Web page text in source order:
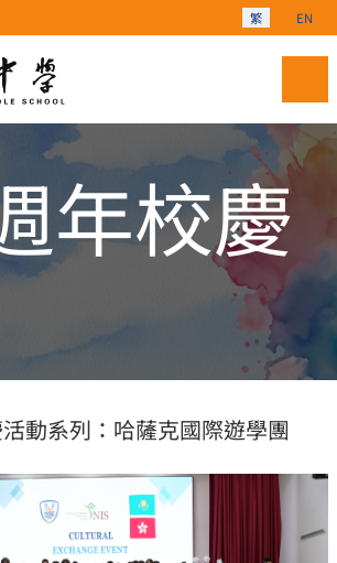
選擇你的語言
繁 EN
年校慶
動系列：哈薩克國際遊學團